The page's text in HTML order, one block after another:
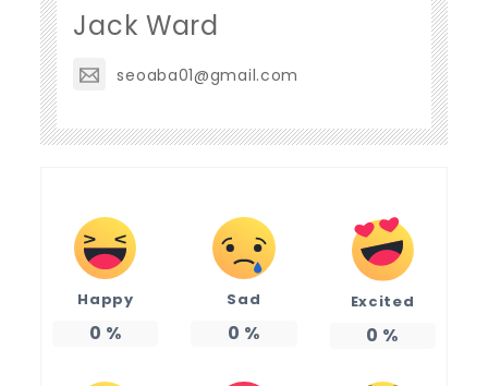
Jack Ward
seoaba01@gmail.com
Happy
0 %
Sad
0 %
Excited
0 %